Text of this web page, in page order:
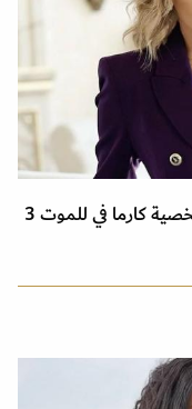
كارما في للموت 3